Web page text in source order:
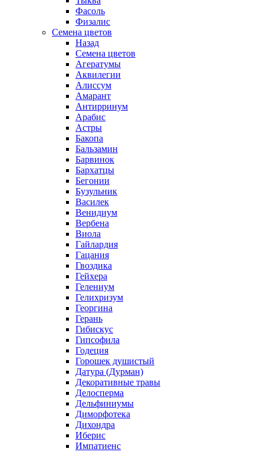
Фасоль
Физалис
Семена цветов
Назад
Семена цветов
Агератумы
Аквилегии
Алиссум
Амарант
Антирринум
Арабис
Астры
Бакопа
Бальзамин
Барвинок
Бархатцы
Бегонии
Бузульник
Василек
Венидиум
Вербена
Виола
Гайлардия
Гацания
Гвоздика
Гейхера
Гелениум
Гелихризум
Георгина
Герань
Гибискус
Гипсофила
Годеция
Горошек душистый
Датура (Дурман)
Декоративные травы
Делосперма
Дельфиниумы
Диморфотека
Дихондра
Иберис
Импатиенс